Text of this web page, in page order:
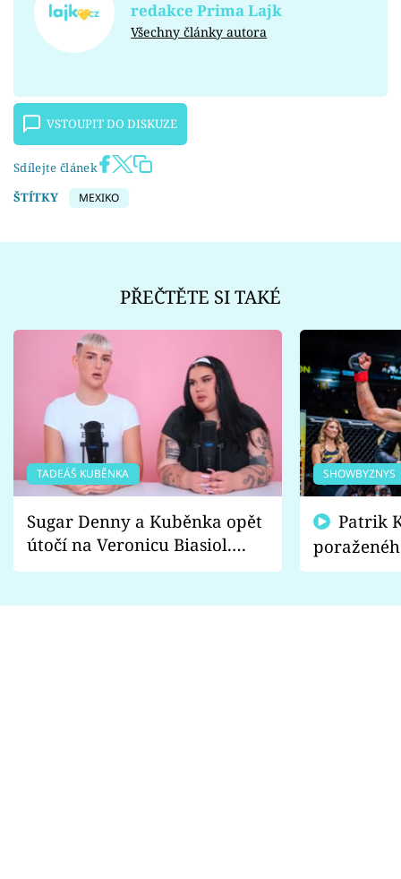
redakce Prima Lajk
Všechny články autora
VSTOUPIT DO DISKUZE
Sdílejte článek
ŠTÍTKY
MEXIKO
PŘEČTĚTE SI TAKÉ
TADEÁŠ KUBĚNKA
Sugar Denny a Kuběnka opět
útočí na Veronicu Biasiol.
Proč je podle nich falešná a
SHOWBYZNYS
fanoušci